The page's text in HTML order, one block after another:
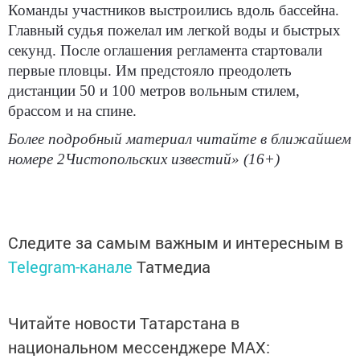
Команды участников выстроились вдоль бассейна.
Главный судья пожелал им легкой воды и быстрых
секунд. После оглашения регламента стартовали
первые пловцы. Им предстояло преодолеть
дистанции 50 и 100 метров вольным стилем,
брассом и на спине.
Более подробный материал читайте в ближайшем
номере 2Чистопольских известий» (16+)
Следите за самым важным и интересным в
Telegram-канале Татмедиа
Читайте новости Татарстана в
национальном мессенджере MАХ: